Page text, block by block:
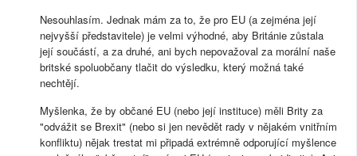
Nesouhlasím. Jednak mám za to, že pro EU (a zejména její
nejvyšší představitele) je velmi výhodné, aby Británie zůstala
její součástí, a za druhé, ani bych nepovažoval za morální naše
britské spoluobčany tlačit do výsledku, který možná také
nechtějí.
Myšlenka, že by občané EU (nebo její instituce) měli Brity za
"odvážit se Brexit" (nebo si jen nevědět rady v nějakém vnitřním
konfliktu) nějak trestat mi připadá extrémně odporující myšlence